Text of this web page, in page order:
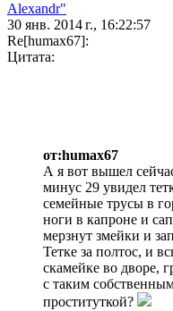
Alexandr"
30 янв. 2014 г., 16:22:57
Re[humax67]:
Цитата:
от:humax67
А я вот вышел
минус 29 увидел
семейные трусы в
ноги в капроне и
мерзнут змейки и
Тетке за полтос, и
скамейке во дворе,
с таким
проституткой?